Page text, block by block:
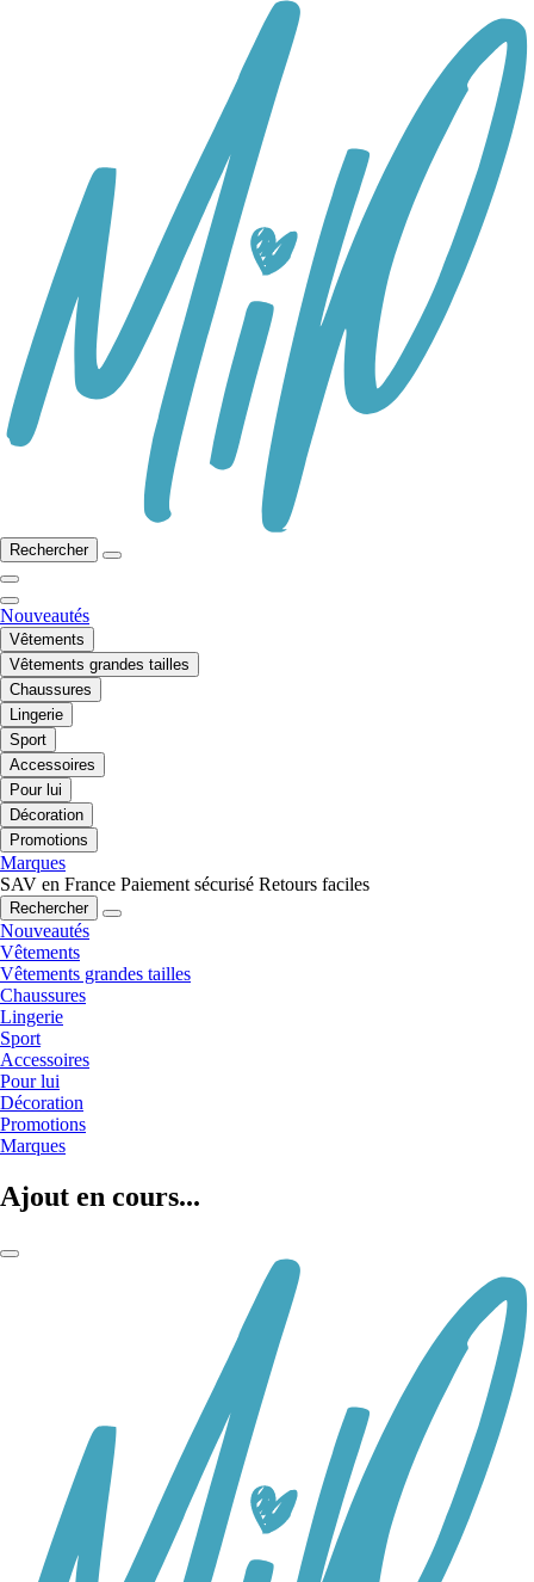
Rechercher
Nouveautés
Vêtements
Vêtements grandes tailles
Chaussures
Lingerie
Sport
Accessoires
Pour lui
Décoration
Promotions
Marques
SAV en France Paiement sécurisé Retours faciles
Rechercher
Nouveautés
Vêtements
Vêtements grandes tailles
Chaussures
Lingerie
Sport
Accessoires
Pour lui
Décoration
Promotions
Marques
Ajout en cours...